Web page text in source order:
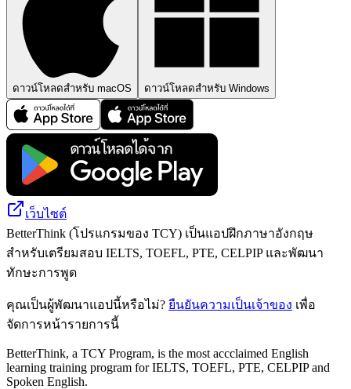
ดาวน์โหลดสำหรับ macOS ดาวน์โหลดสำหรับ Windows
เว็บไซต์
BetterThink (โปรแกรมของ TCY) เป็นแอปฝึกภาษาอังกฤษ
สำหรับเตรียมสอบ IELTS, TOEFL, PTE, CELPIP และพัฒนา
ทักษะการพูด
คุณเป็นผู้พัฒนาแอปนี้หรือไม่? ยืนยันความเป็นเจ้าของ เพื่อ
จัดการหน้ารายการนี้
BetterThink, a TCY Program, is the most accclaimed English
learning training program for IELTS, TOEFL, PTE, CELPIP and
Spoken English.